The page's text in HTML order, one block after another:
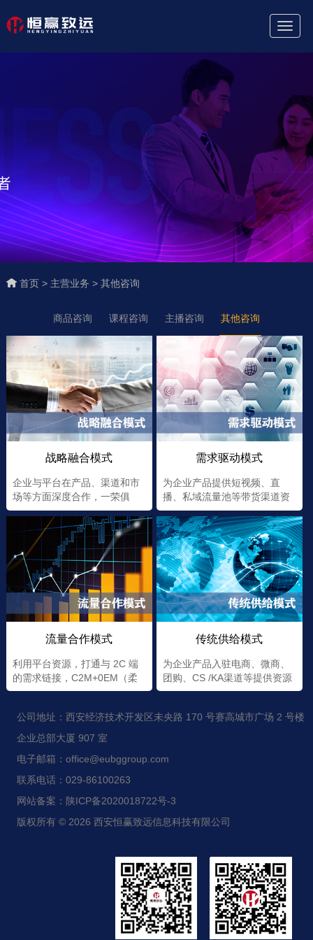
首页 > 主营业务 > 其他咨询
商品咨询 课程咨询 主播咨询 其他咨询
战略融合模式
企业与平台在产品、渠道和市
场等方面深度合作，一荣俱
荣，一损俱损
需求驱动模式
为企业产品提供短视频、直
播、私域流量池等带货渠道资
源
流量合作模式
利用平台资源，打通与 2C 端
的需求链接，C2M+0EM（柔
性+定制）
传统供给模式
为企业产品入驻电商、微商、
团购、CS /KA渠道等提供资源
公司地址：西安经济技术开发区未央路 170 号赛高城市广场 2 号楼
企业总部大厦 907 室
电子邮箱：office@eubggroup.com
联系电话：029-86100263
网站备案：陕ICP备2020018722号-3
版权所有 © 2026 西安恒赢致远信息科技有限公司